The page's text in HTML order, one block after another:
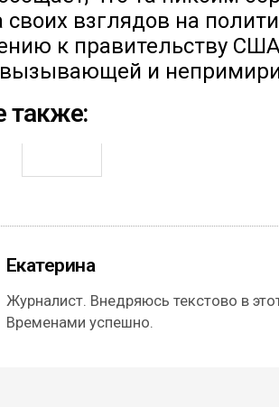
взглядов на
к правительству США
вызывающей и
также:
Екатерина
Журналист. Внедряюсь текстово в
Временами успешно.